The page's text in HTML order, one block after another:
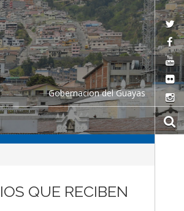
Gobernacion del Guayas
QUE RECIBEN